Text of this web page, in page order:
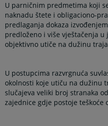
U parničnim predmetima koji
naknadu štete i obligaciono-
predlaganja dokaza
predloženo i više vještačenja
objektivno utiče na dužinu
U postupcima razvrgnuća
okolnosti koje utiču na dužinu
slučajeva veliki broj stranaka
zajednice gdje postoje teškoće